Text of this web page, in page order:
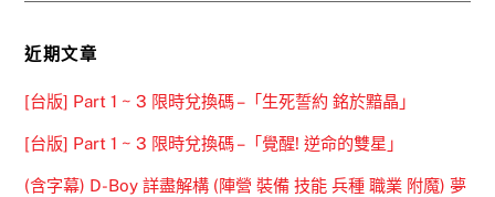
近期文章
[台版] Part 1 ~ 3 限時兌換碼 –「生死誓約 銘於黯晶」
[台版] Part 1 ~ 3 限時兌換碼 –「覺醒! 逆命的雙星」
(含字幕) D-Boy 詳盡解構 (陣營 裝備 技能 兵種 職業 附魔) 夢